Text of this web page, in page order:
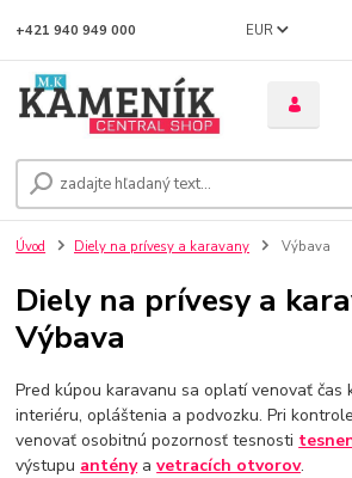
EUR
+421 940 949 000
Úvod Diely na prívesy a karavany Výbava
Diely na prívesy a
Výbava
Pred kúpou karavanu sa oplatí venovať čas
interiéru, opláštenia a podvozku. Pri
venovať osobitnú pozornosť tesnosti
výstupu antényavetracích otvorov.